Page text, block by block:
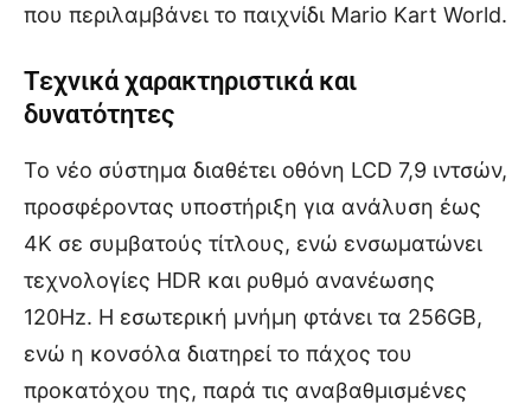
που περιλαμβάνει το παιχνίδι Mario Kart World.
Τεχνικά χαρακτηριστικά και
δυνατότητες
Το νέο σύστημα διαθέτει οθόνη LCD 7,9 ιντσών,
προσφέροντας υποστήριξη για ανάλυση έως
4Κ σε συμβατούς τίτλους, ενώ ενσωματώνει
τεχνολογίες HDR και ρυθμό ανανέωσης
120Hz. Η εσωτερική μνήμη φτάνει τα 256GB,
ενώ η κονσόλα διατηρεί το πάχος του
προκατόχου της, παρά τις αναβαθμισμένες